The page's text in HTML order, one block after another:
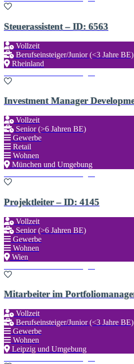
Steuerassistent – ID: 6563
Vollzeit
Berufseinsteiger/Junior (<3 Jahre BE)
Rheinland
Investment Manager
Vollzeit
Senior (>6 Jahren BE)
Gewerbe
Retail
Wohnen
München und Umgebung
Projektleiter – ID: 4145
Vollzeit
Senior (>6 Jahren BE)
Gewerbe
Wohnen
Wien
Mitarbeiter im
Vollzeit
Berufseinsteiger/Junior (<3 Jahre BE)
Gewerbe
Wohnen
Leipzig und Umgebung